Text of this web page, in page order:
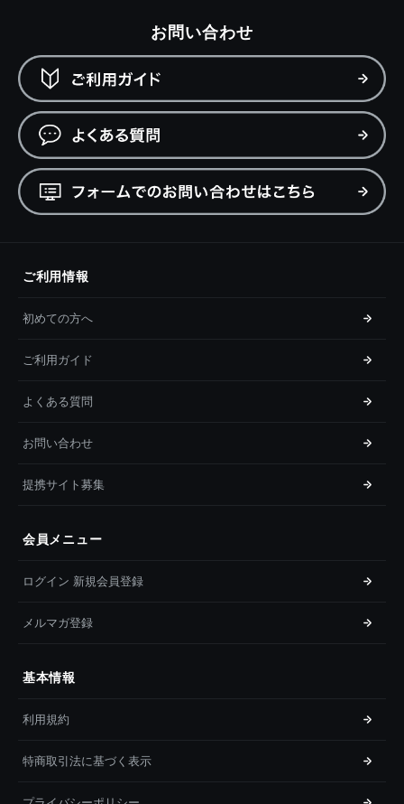
お問い合わせ
ご利用情報
初めての方へ
ご利用ガイド
よくある質問
お問い合わせ
提携サイト募集
会員メニュー
ログイン 新規会員登録
メルマガ登録
基本情報
利用規約
特商取引法に基づく表示